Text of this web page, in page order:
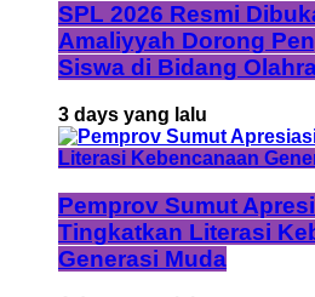
SPL 2026 Resmi
Amaliyyah Dorong
Siswa di Bidang
3 days yang lalu
Pemprov Sumut
Tingkatkan Literasi
Generasi Muda